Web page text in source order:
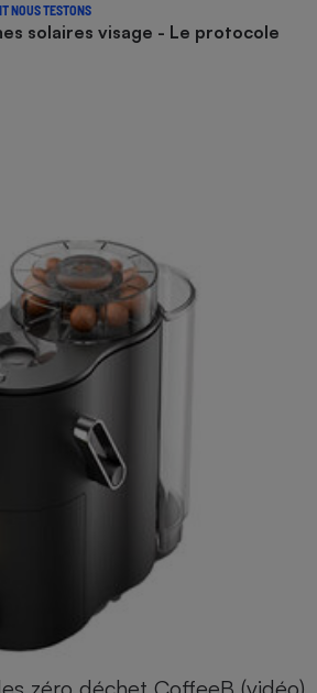
NOUS TESTONS
solaires visage - Le protocole